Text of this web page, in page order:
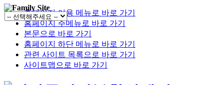
홈페이지 이용 메뉴로 바로 가기
홈페이지 주메뉴로 바로 가기
본문으로 바로 가기
홈페이지 하단 메뉴로 바로 가기
관련 사이트 목록으로 바로 가기
사이트맵으로 바로 가기